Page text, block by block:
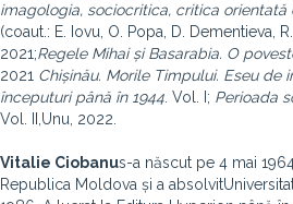
imagologia, sociocritica, critica
(coaut.: E. Iovu, O. Popa, D. Dementieva,
2021;Regele Mihai și Basarabia. O
2021 Chișinău. Morile Timpului. Eseu de
începuturi până în 1944 . Vol. I; Perioada
Vol. II,Unu, 2022.
Vitalie Ciobanus-a născut pe 4 mai
Republica Moldova și a absolvit